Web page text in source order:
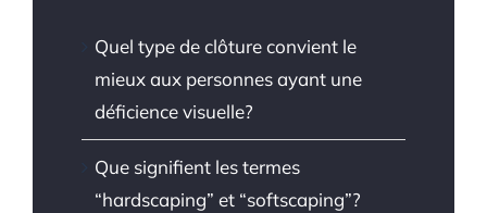
Quel type de clôture convient le
mieux aux personnes ayant une
déficience visuelle?
Que signifient les termes
“hardscaping” et “softscaping”?